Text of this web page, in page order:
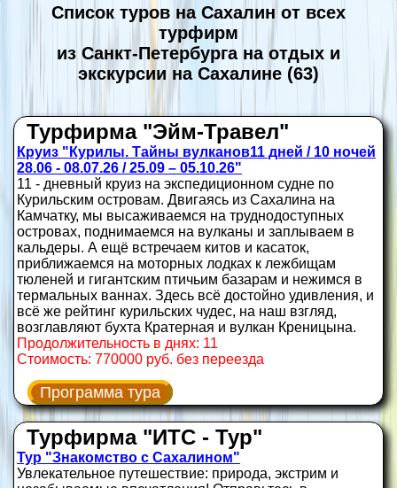
Список туров на Сахалин от всех
турфирм
из Санкт-Петербурга на отдых и
экскурсии на Сахалине (63)
Турфирма "Эйм-Травел"
Круиз "Курилы. Тайны вулканов11 дней / 10 ночей
28.06 - 08.07.26 / 25.09 – 05.10.26"
11 - дневный круиз на экспедиционном судне по
Курильским островам. Двигаясь из Сахалина на
Камчатку, мы высаживаемся на труднодоступных
островах, поднимаемся на вулканы и заплываем в
кальдеры. А ещё встречаем китов и касаток,
приближаемся на моторных лодках к лежбищам
тюленей и гигантским птичьим базарам и нежимся в
термальных ваннах. Здесь всё достойно удивления, и
всё же рейтинг курильских чудес, на наш взгляд,
возглавляют бухта Кратерная и вулкан Креницына.
Продолжительность в днях: 11
Стоимость: 770000 руб. без переезда
Программа тура
Турфирма "ИТС - Тур"
Тур "Знакомство с Сахалином"
Увлекательное путешествие: природа, экстрим и